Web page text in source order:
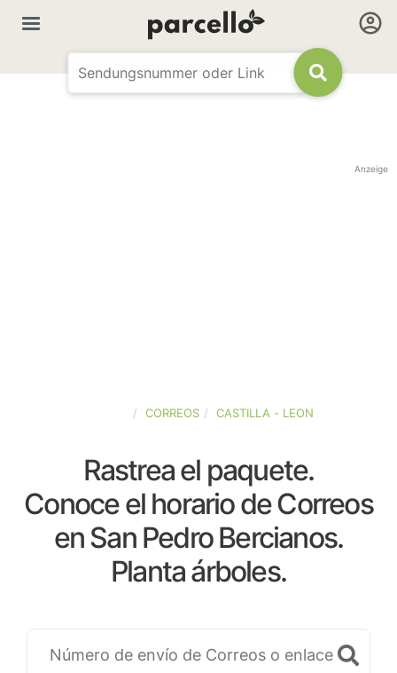
Anzeige
CORREOS CASTILLA - LEON
Rastrea el paquete.
Conoce el horario de Correos
en San Pedro Bercianos.
Planta árboles.